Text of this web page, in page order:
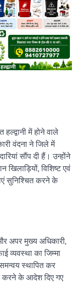
में होने वाले
वंदना ने जिले में
सौंप दी हैं। उन्होंने
विशिष्ट एवं
सुनिश्चित करने के
अपर मुख्य अधिकारी,
व्यवस्था का जिम्मा
स्थापित कर
करने के आदेश दिए गए